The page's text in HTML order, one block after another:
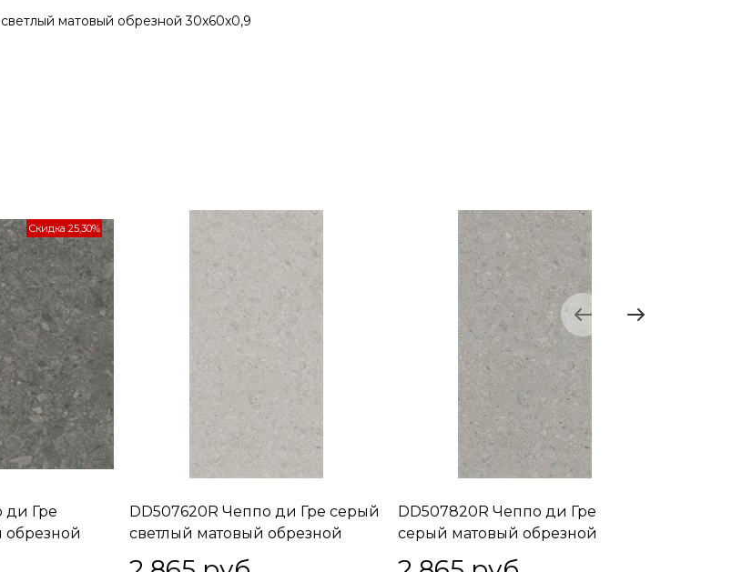
матовый обрезной 30x60x0,9
ди Гре
обрезной
Скидка 25,30%
DD507620R Чеппо ди Гре серый
светлый матовый обрезной
DD507820R Чеппо ди Гре
серый матовый обрезной